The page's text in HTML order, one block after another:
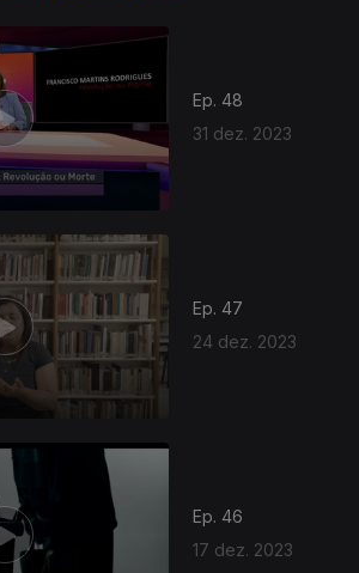
Ep. 48
31 dez. 2023
Ep. 47
24 dez. 2023
Ep. 46
17 dez. 2023